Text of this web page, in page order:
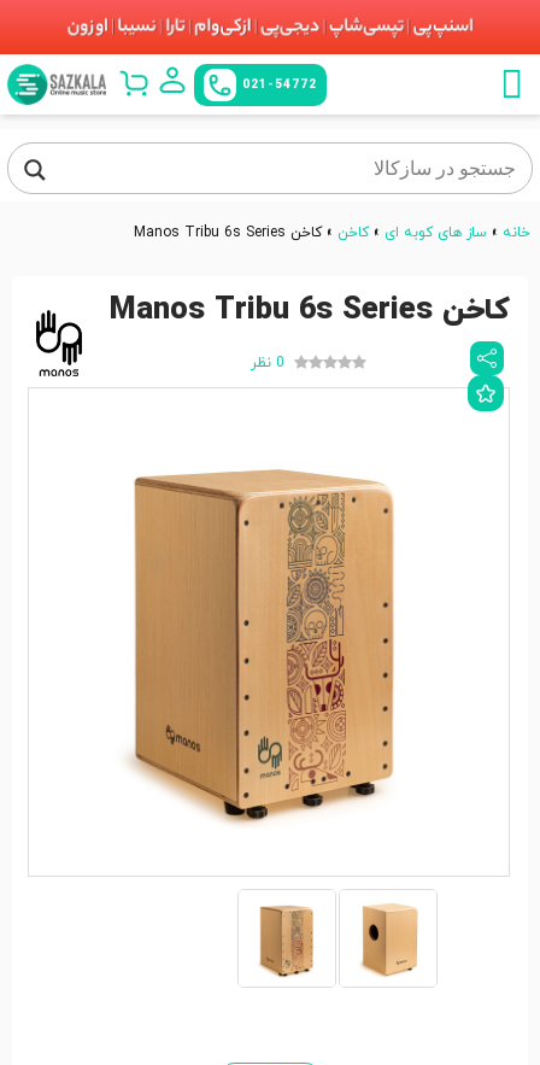
021-54772
خانه » ساز های کوبه ای »کاخن »کاخن Manos Tribu 6s Series
کاخن Manos Tribu 6s Series
0 نظر